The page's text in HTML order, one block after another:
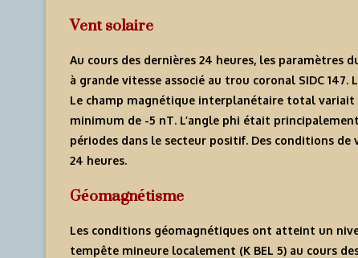
Vent solaire
Au cours des dernières 24 heures, les paramètres
à grande vitesse associé au trou coronal SIDC
Le champ magnétique interplanétaire total
minimum de -5 nT. L’angle phi était
périodes dans le secteur positif. Des conditions
24 heures.
Géomagnétisme
Les conditions géomagnétiques ont atteint un
tempête mineure localement (K BEL 5) au cours